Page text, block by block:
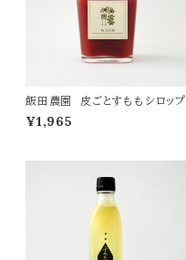
飯田農園 皮ごとすももシロップ
¥1,965